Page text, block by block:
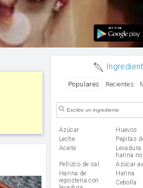
Populares Recientes
Azúcar
huevos
leche
Pepitas
aceite
Levadura si la
harina
Pellizco de sal
Azúcar
Harina de
reposteria con
harina
cebolla